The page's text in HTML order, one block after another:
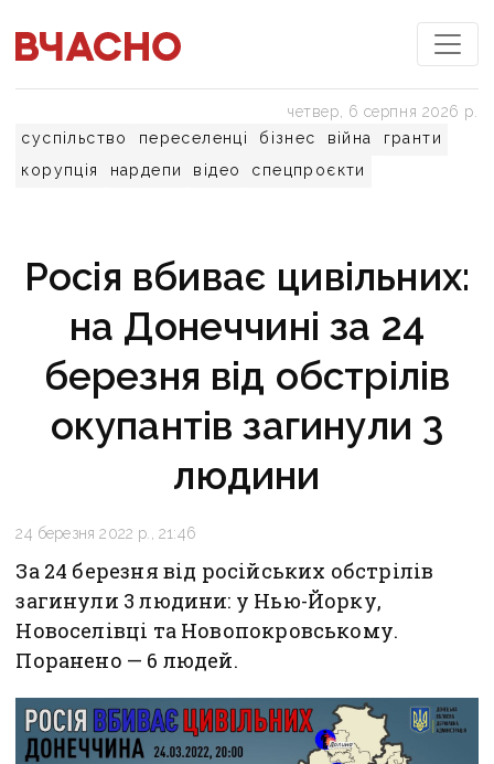
суспільство переселенці бізнес війна
гранти
корупція
нардепи відео спецпроєкти
четвер, 6 серпня 2026 р.
Росія вбиває цивільних:
на Донеччині за 24
березня від обстрілів
окупантів загинули 3
людини
24 березня 2022 р., 21:46
За 24 березня від російських обстрілів
загинули 3 людини: у Нью-Йорку,
Новоселівці та Новопокровському.
Поранено — 6 людей.